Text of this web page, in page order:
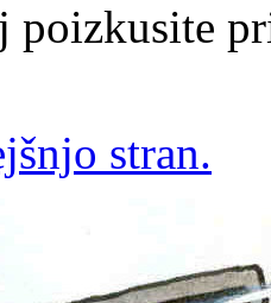
poizkusite
stran.